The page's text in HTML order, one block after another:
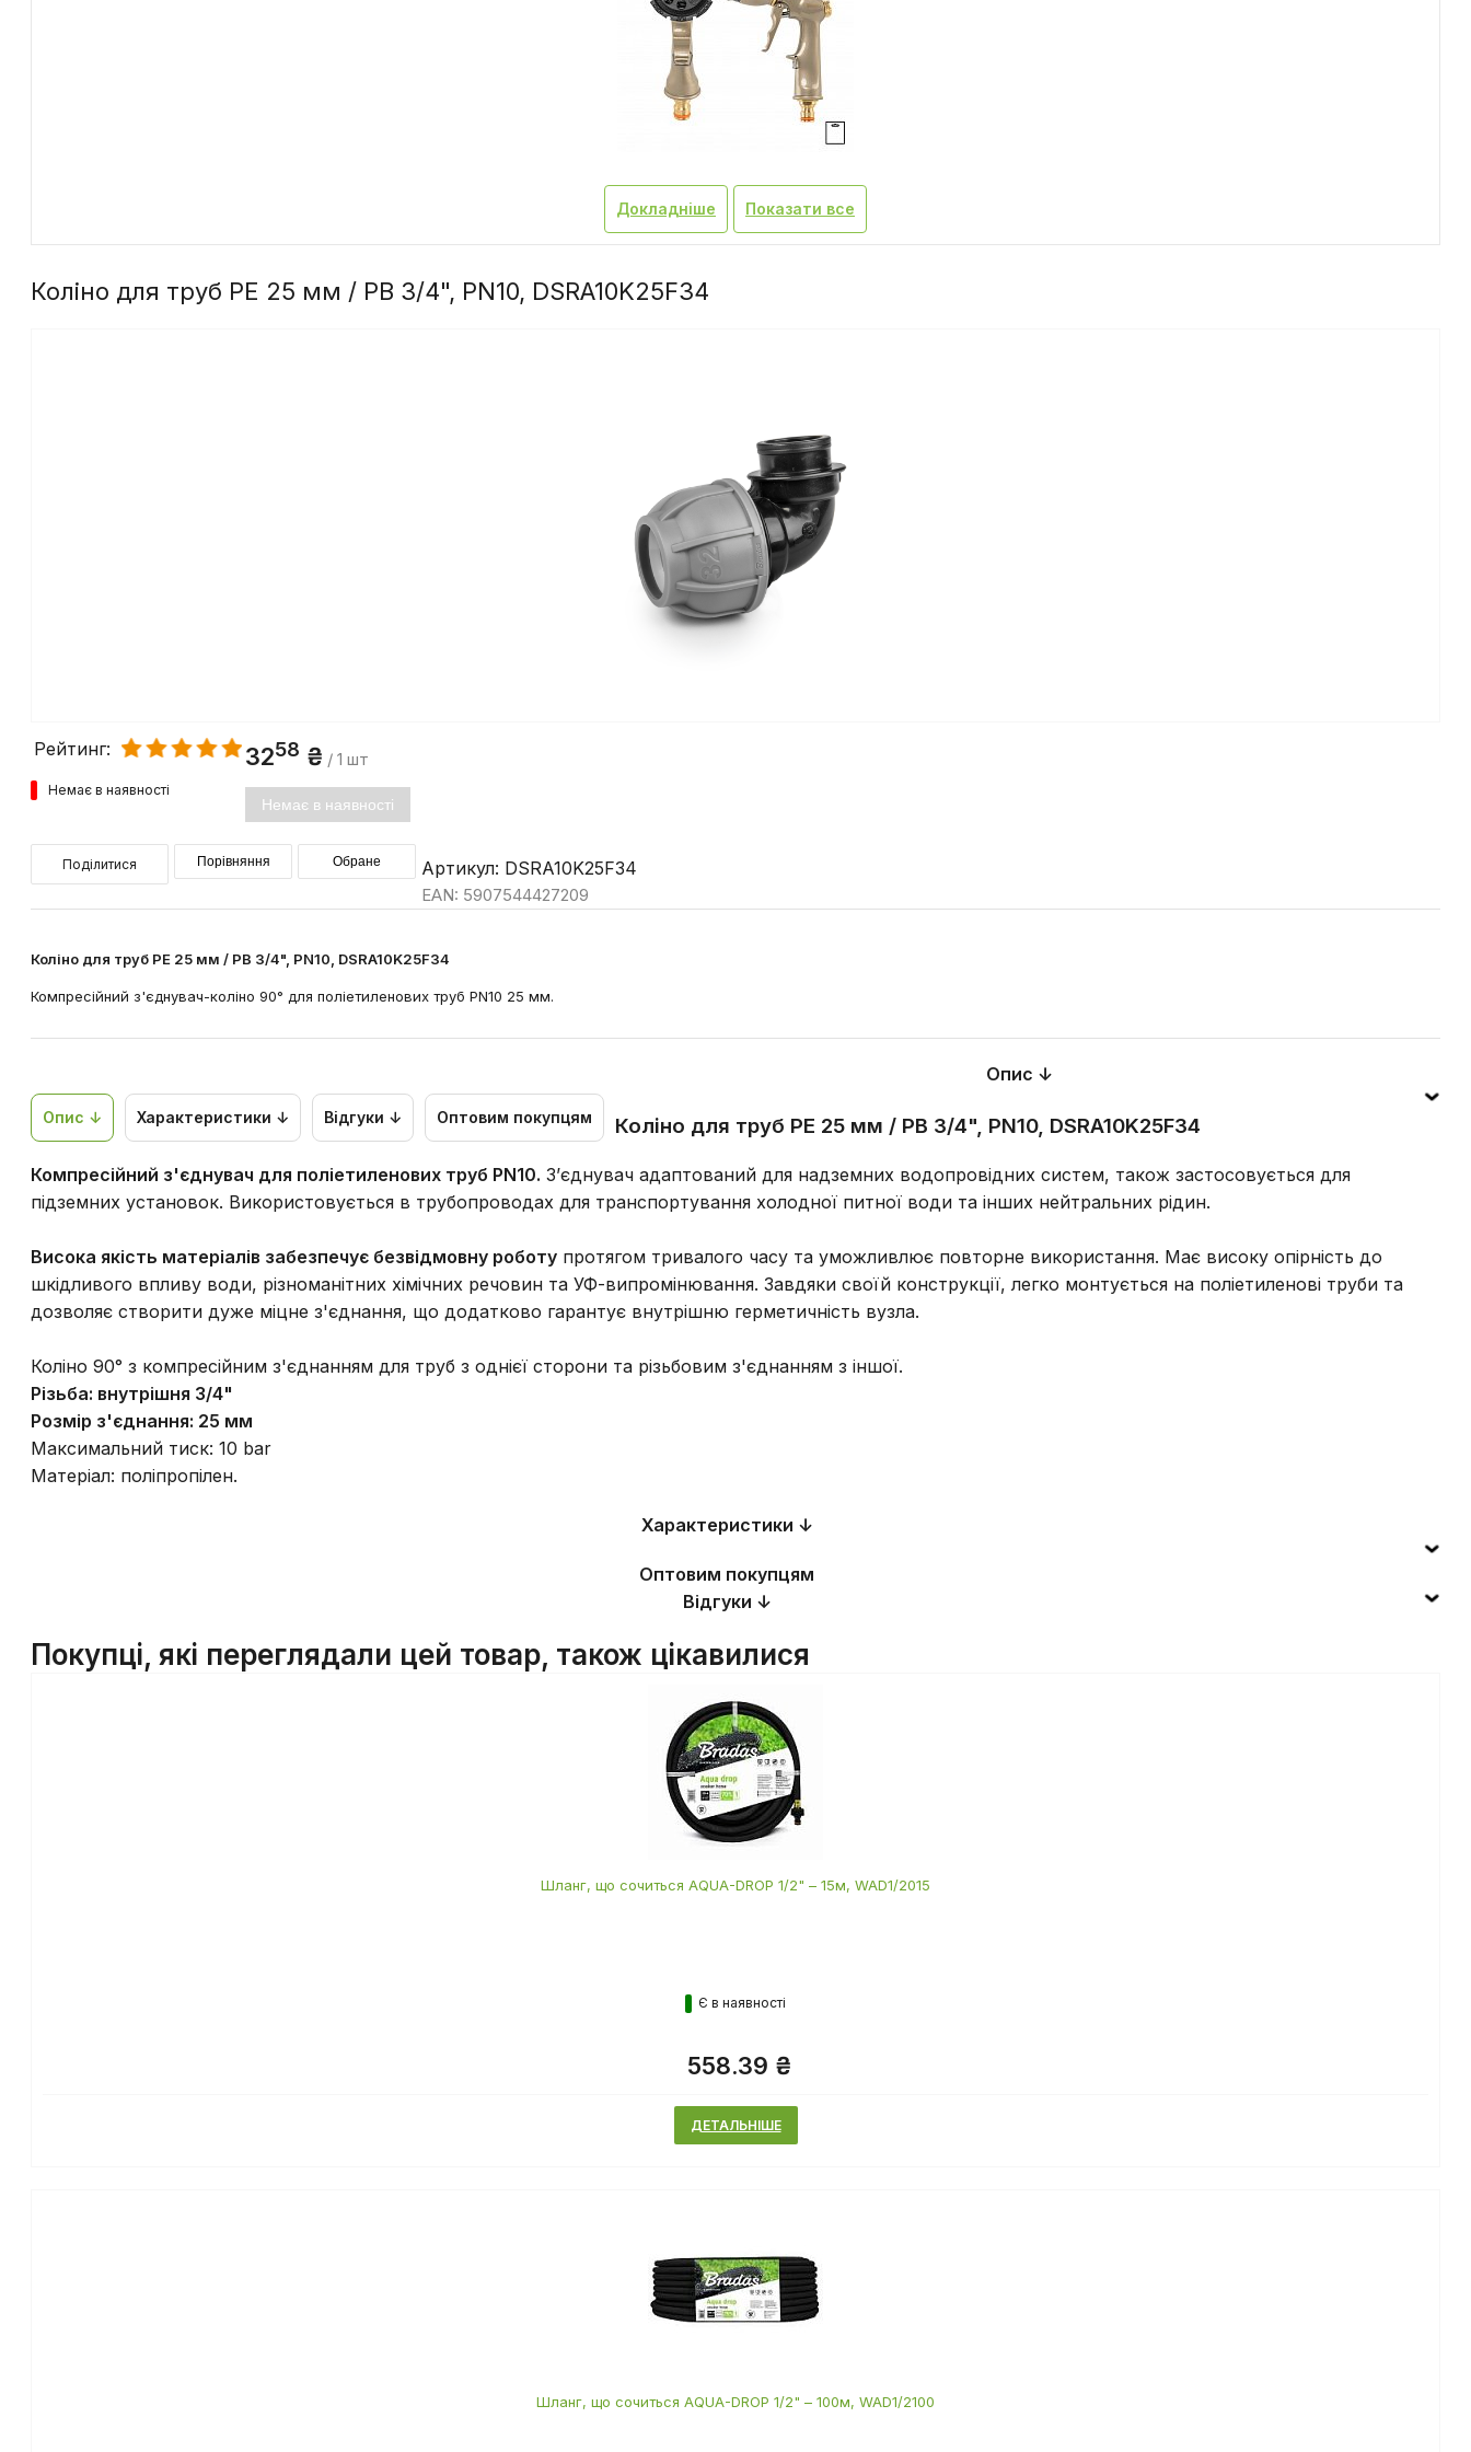
Докладніше Показати все
Коліно для труб PE 25 мм / РВ 3/4", PN10, DSRA10K25F34
Рейтинг:
Немає в наявності
3258 ₴ / 1 шт
Немає в наявності
Поділитися Порівняння Обране Артикул: DSRA10K25F34
EAN: 5907544427209
Коліно для труб PE 25 мм / РВ 3/4", PN10, DSRA10K25F34
Компресійний з'єднувач-коліно 90° для поліетиленових труб PN10 25 мм.
Опис ↓ Характеристики ↓ Відгуки ↓ Оптовим покупцям
Опис ↓
Коліно для труб PE 25 мм / РВ 3/4", PN10, DSRA10K25F34
Компресійний з'єднувач для поліетиленових труб PN10. З’єднувач адаптований для надземних водопровідних систем, також застосовується для
підземних установок. Використовується в трубопроводах для транспортування холодної питної води та інших нейтральних рідин.
Висока якість матеріалів забезпечує безвідмовну роботу протягом тривалого часу та уможливлює повторне використання. Має високу опірність до
шкідливого впливу води, різноманітних хімічних речовин та УФ-випромінювання. Завдяки своїй конструкції, легко монтується на поліетиленові труби та
дозволяє створити дуже міцне з'єднання, що додатково гарантує внутрішню герметичність вузла.
Коліно 90° з компресійним з'єднанням для труб з однієї сторони та різьбовим з'єднанням з іншої.
Різьба: внутрішня 3/4"
Розмір з'єднання: 25 мм
Максимальний тиск: 10 bar
Матеріал: поліпропілен.
Характеристики ↓
Оптовим покупцям
Відгуки ↓
Покупці, які переглядали цей товар, також цікавилися
Шланг, що сочиться AQUA-DROP 1/2" – 15м, WAD1/2015
Є в наявності
558.39 ₴
ДЕТАЛЬНІШЕ
Шланг, що сочиться AQUA-DROP 1/2" – 100м, WAD1/2100